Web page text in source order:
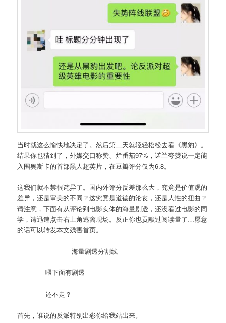
当时就这么愉快地决定了。然后第二天就轻轻松松去看《黑豹》。
结果你也猜到了，外媒交口称赞、烂番茄97%，诺兰夸赞说一定能
入围奥斯卡的首部黑人超英片，在豆瓣评分仅为6.8。
这我们就不禁很诧异了。国内外评分反差那么大，究竟是价值观的
差异，还是审美的不同？这究竟是道德的沦丧，还是人性的扭曲？
请注意，下面有从评论到电影实体的海量剧透，还没看过电影的同
学，请迅速点击右上角逃离现场。反正你也贡献过阅读量了…愿意
的话可以转发本文残害首页。
————————-海量剧透分割线—————————————-
————-喂下面有剧透——————————————-
————-还不走？———————
首先，谁说的反派特别出彩你给我站出来。